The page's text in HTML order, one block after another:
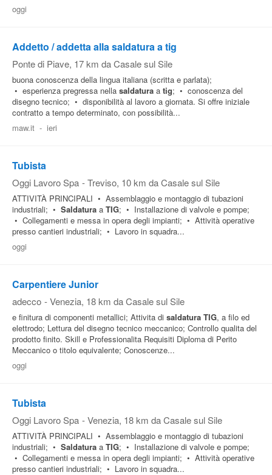
Pubblica
Offerte
Area
Aziende
oggi
Addetto / addetta alla saldatura a tig
Ponte di Piave, 17 km da Casale sul Sile
buona conoscenza della lingua italiana (scritta e parlata);
• esperienza pregressa nella saldatura a tig; • conoscenza del
disegno tecnico; • disponibilità al lavoro a giornata. Si offre iniziale
contratto a tempo determinato, con possibilità...
maw.it - ieri
Tubista
Oggi Lavoro Spa - Treviso, 10 km da Casale sul Sile
ATTIVITÀ PRINCIPALI • Assemblaggio e montaggio di tubazioni
industriali; • Saldatura a TIG; • Installazione di valvole e pompe;
• Collegamenti e messa in opera degli impianti; • Attività operative
presso cantieri industriali; • Lavoro in squadra...
oggi
Carpentiere Junior
adecco - Venezia, 18 km da Casale sul Sile
e finitura di componenti metallici; Attivita di saldatura TIG, a filo ed
elettrodo; Lettura del disegno tecnico meccanico; Controllo qualita del
prodotto finito. Skill e Professionalita Requisiti Diploma di Perito
Meccanico o titolo equivalente; Conoscenze...
oggi
Tubista
Oggi Lavoro Spa - Venezia, 18 km da Casale sul Sile
ATTIVITÀ PRINCIPALI • Assemblaggio e montaggio di tubazioni
industriali; • Saldatura a TIG; • Installazione di valvole e pompe;
• Collegamenti e messa in opera degli impianti; • Attività operative
presso cantieri industriali; • Lavoro in squadra...